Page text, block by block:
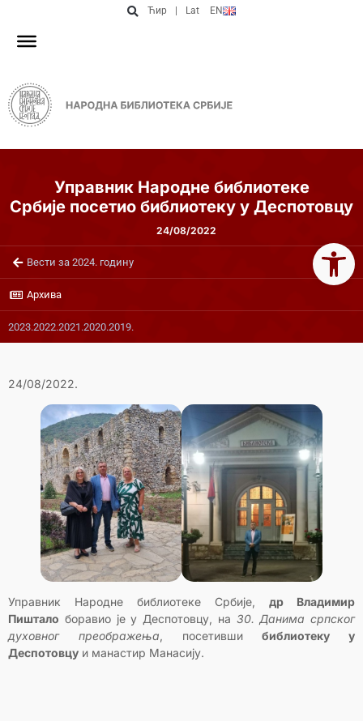
Ћир Lat EN
Управник Народне библиотеке
Србије посетио библиотеку у Деспотовцу
24/08/2022
Вести за 2024. годину
Архива
2023.2022.2021.2020.2019.
24/08/2022.
Управник Народне библиотеке Србије, др Владимир
Пиштало боравио је у Деспотовцу, на 30. Данима српског
духовног преображења, посетившибиблиотеку у
Деспотовцу и манастир Манасију.